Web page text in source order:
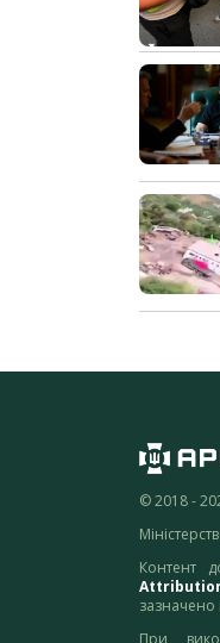
© 2018 -
Контент
зазначено
При